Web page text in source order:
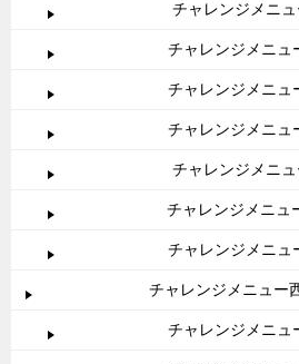
チャレンジメニ
チャレンジメニュ
チャレンジメニュ
チャレンジメニュ
チャレンジメニ
チャレンジメニュ
チャレンジメニュ
チャレンジメニュー
チャレンジメニュ